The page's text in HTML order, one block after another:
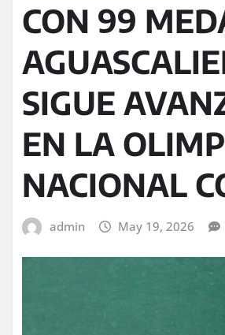
CON 99
SIGUE
EN LA
NACIONAL
admin May 19, 2026